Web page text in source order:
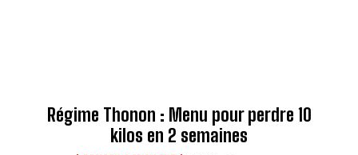
Régime Thonon : Menu pour perdre 10
kilos en 2 semaines